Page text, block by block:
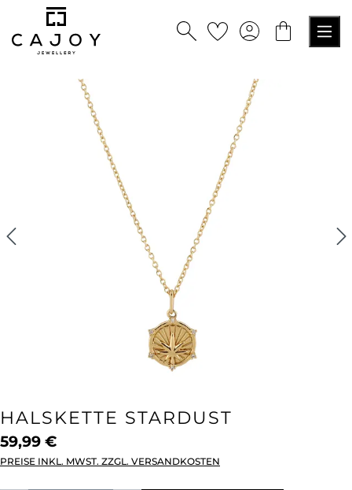
springen
HALSKETTE STARDUST
59,99 €
PREISE INKL. MWST. ZZGL. VERSANDKOSTEN